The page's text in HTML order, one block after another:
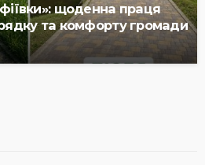
щоденна праця
та комфорту громади